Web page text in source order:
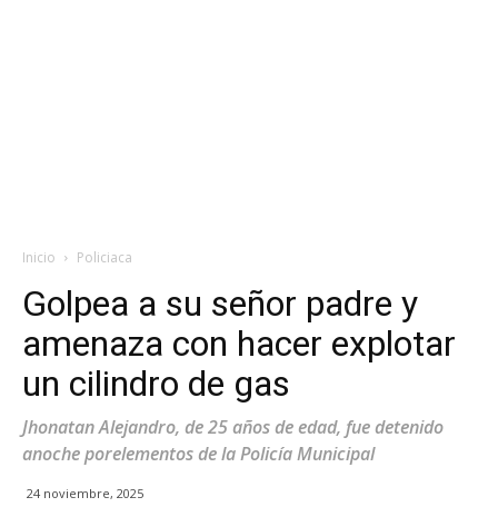
Inicio Policiaca
Golpea a su señor padre y
amenaza con hacer explotar
un cilindro de gas
Jhonatan Alejandro, de 25 años de edad, fue detenido
anoche porelementos de la Policía Municipal
24 noviembre, 2025